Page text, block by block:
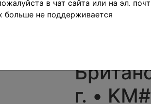
монеты»
Asia»Индия
г. •
в чат сайта или на эл.
больше не поддерживается